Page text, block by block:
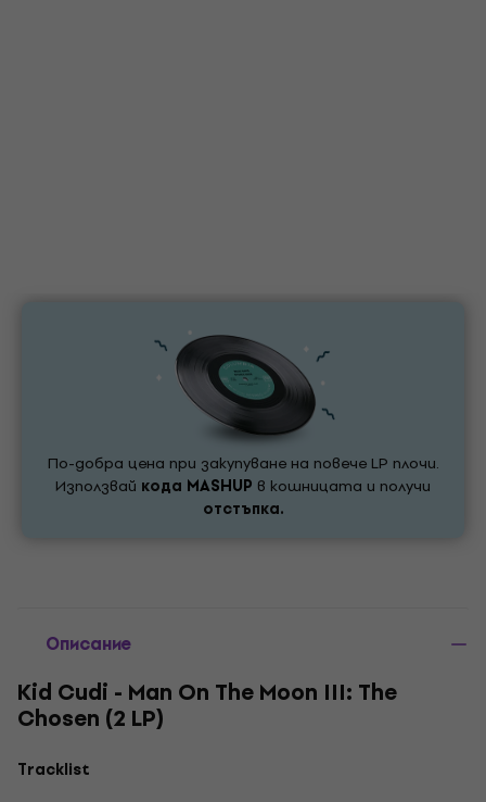
По-добра цена при закупуване на повече LP плочи.
Използвай кода MASHUP в кошницата и получи
отстъпка.
Описание
Kid Cudi - Man On The Moon III: The
Chosen (2 LP)
Tracklist